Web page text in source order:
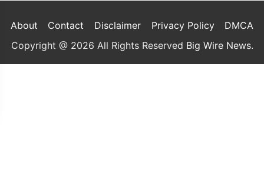
About Contact Disclaimer Privacy Policy
DMCA
Copyright @ 2026 All Rights Reserved Big Wire News.